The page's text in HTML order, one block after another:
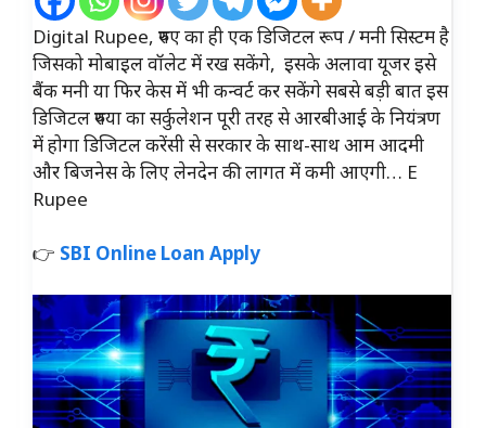
Digital Rupee, रुपए का ही एक डिजिटल रूप / मनी सिस्टम है
जिसको मोबाइल वॉलेट में रख सकेंगे, इसके अलावा यूजर इसे
बैंक मनी या फिर केस में भी कन्वर्ट कर सकेंगे सबसे बड़ी बात इस
डिजिटल रुपया का सर्कुलेशन पूरी तरह से आरबीआई के नियंत्रण
में होगा डिजिटल करेंसी से सरकार के साथ-साथ आम आदमी
और बिजनेस के लिए लेनदेन की लागत में कमी आएगी… E
Rupee
👉 SBI Online Loan Apply